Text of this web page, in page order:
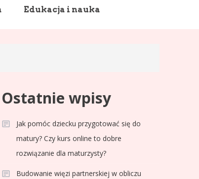
Edukacja i nauka
Ostatnie wpisy
Jak pomóc dziecku przygotować się do
matury? Czy kurs online to dobre
rozwiązanie dla maturzysty?
Budowanie więzi partnerskiej w obliczu